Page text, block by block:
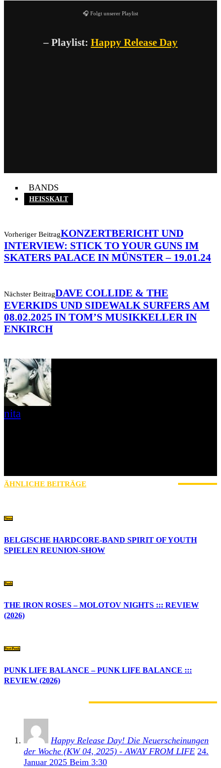
🎧 Folgt unserer Playlist
– Playlist: Happy Release Day
BANDS
HEISSKALT
Vorheriger BeitragKONZERTBERICHT UND
INTERVIEW: STICK TO YOUR GUNS IM
SKATERS PALACE IN MÜNSTER – 19.01.24
Nächster BeitragDAVE COLLIDE & THE
EVERKIDS UND SIDEWALK SURFERS AM
08.02.2025 IN TOM’S MUSIKKELLER IN
ENKIRCH
nita
ÄHNLICHE BEITRÄGE
News
BELGISCHE HARDCORE-BAND SPIRIT OF YOUTH
SPIELEN REUNION-SHOW
Punk
THE IRON ROSES – MOLOTOV NIGHTS ::: REVIEW
(2026)
Post-Punk
PUNK LIFE BALANCE – PUNK LIFE BALANCE :::
REVIEW (2026)
Happy Release Day! Die Neuerscheinungen
der Woche (KW 04, 2025) - AWAY FROM LIFE 24.
Januar 2025 Beim 3:30